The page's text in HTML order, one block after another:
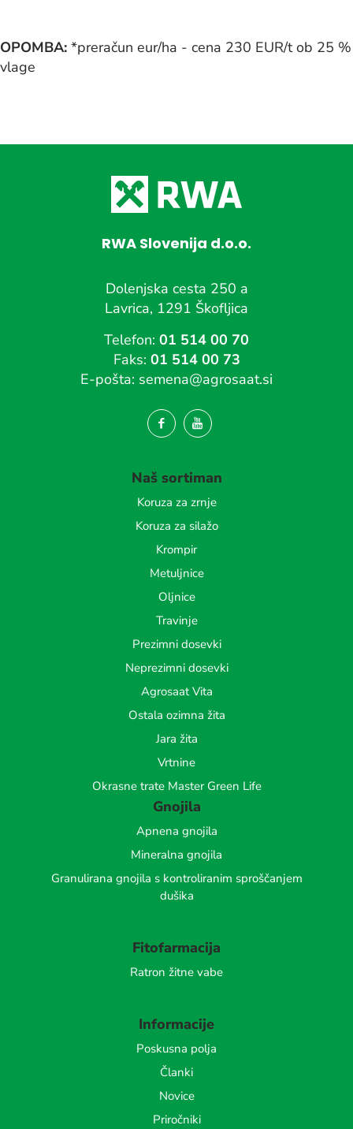
OPOMBA: *preračun eur/ha - cena 230 EUR/t ob 25 %
vlage
RWA Slovenija d.o.o.
Dolenjska cesta 250 a
Lavrica, 1291 Škofljica
Telefon: 01 514 00 70
Faks: 01 514 00 73
E-pošta: semena@agrosaat.si
Naš sortiman
Koruza za zrnje
Koruza za silažo
Krompir
Metuljnice
Oljnice
Travinje
Prezimni dosevki
Neprezimni dosevki
Agrosaat Vita
Ostala ozimna žita
Jara žita
Vrtnine
Okrasne trate Master Green Life
Gnojila
Apnena gnojila
Mineralna gnojila
Granulirana gnojila s kontroliranim sproščanjem
dušika
Fitofarmacija
Ratron žitne vabe
Informacije
Poskusna polja
Članki
Novice
Priročniki